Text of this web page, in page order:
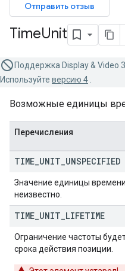
Отправить отзыв
TimeUnit
Поддержка Display & Video
Используйте версию 4
Возможные единицы
Перечисления
TIME UNIT UNSPECIFIED
Значение единицы
неизвестно.
TIME UNIT LIFETIME
Ограничение частоты
срока действия позиции.